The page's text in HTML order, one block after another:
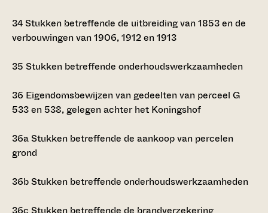
34Stukken betreffende de uitbreiding van 1853 en de
verbouwingen van 1906, 1912 en 1913
35 Stukken betreffende onderhoudswerkzaamheden
36 Eigendomsbewijzen van gedeelten van perceel G
533 en 538, gelegen achter het Koningshof
36aStukken betreffende de aankoop van percelen
grond
36bStukken betreffende onderhoudswerkzaamheden